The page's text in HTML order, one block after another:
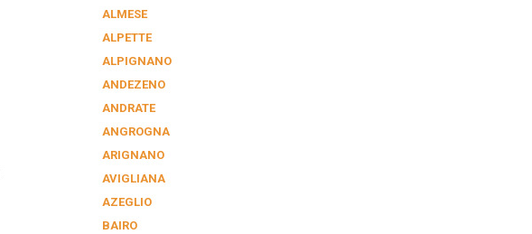
ALMESE
ALPETTE
ALPIGNANO
ANDEZENO
ANDRATE
ANGROGNA
ARIGNANO
AVIGLIANA
AZEGLIO
BAIRO